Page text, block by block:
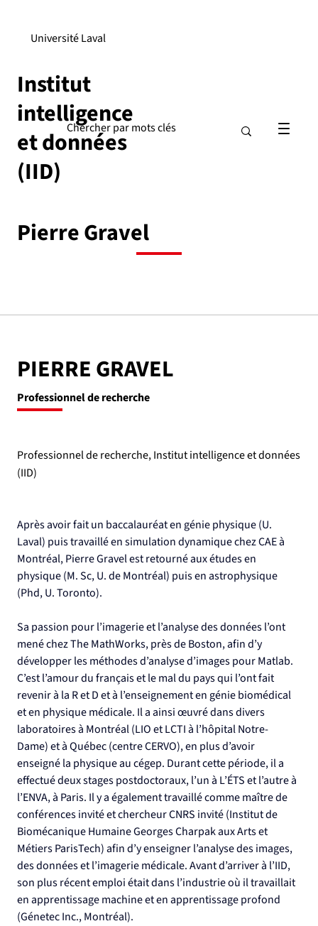
Institut
intelligence
et données
(IID)
Université Laval
Pierre Gravel
PIERRE GRAVEL
Professionnel de recherche
Professionnel de recherche, Institut intelligence et données
(IID)
Après avoir fait un baccalauréat en génie physique (U.
Laval) puis travaillé en simulation dynamique chez CAE à
Montréal, Pierre Gravel est retourné aux études en
physique (M. Sc, U. de Montréal) puis en astrophysique
(Phd, U. Toronto).
Sa passion pour l’imagerie et l’analyse des données l’ont
mené chez The MathWorks, près de Boston, afin d’y
développer les méthodes d’analyse d’images pour Matlab.
C’est l’amour du français et le mal du pays qui l’ont fait
revenir à la R et D et à l’enseignement en génie biomédical
et en physique médicale. Il a ainsi œuvré dans divers
laboratoires à Montréal (LIO et LCTI à l’hôpital Notre-
Dame) et à Québec (centre CERVO), en plus d’avoir
enseigné la physique au cégep. Durant cette période, il a
effectué deux stages postdoctoraux, l’un à L’ÉTS et l’autre à
l’ENVA, à Paris. Il y a également travaillé comme maître de
conférences invité et chercheur CNRS invité (Institut de
Biomécanique Humaine Georges Charpak aux Arts et
Métiers ParisTech) afin d’y enseigner l’analyse des images,
des données et l’imagerie médicale. Avant d’arriver à l’IID,
son plus récent emploi était dans l’industrie où il travaillait
en apprentissage machine et en apprentissage profond
(Génetec Inc., Montréal).